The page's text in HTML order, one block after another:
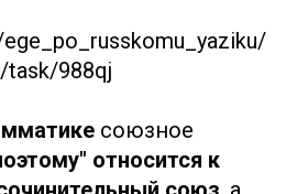
task/988qj
союзное
относится к